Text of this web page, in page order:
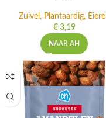
Zuivel, Plantaardig,
€3,19
NAAR AH